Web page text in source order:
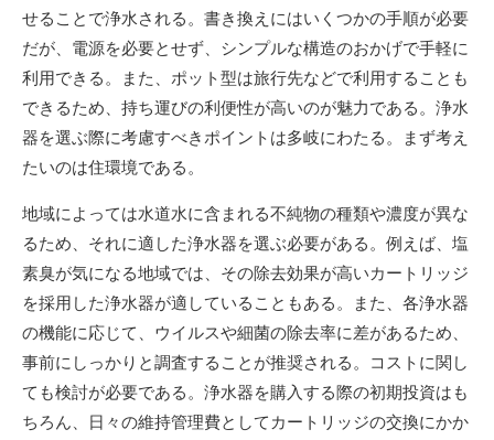
せることで浄水される。書き換えにはいくつかの手順が必要
だが、電源を必要とせず、シンプルな構造のおかげで手軽に
利用できる。また、ポット型は旅行先などで利用することも
できるため、持ち運びの利便性が高いのが魅力である。浄水
器を選ぶ際に考慮すべきポイントは多岐にわたる。まず考え
たいのは住環境である。
地域によっては水道水に含まれる不純物の種類や濃度が異な
るため、それに適した浄水器を選ぶ必要がある。例えば、塩
素臭が気になる地域では、その除去効果が高いカートリッジ
を採用した浄水器が適していることもある。また、各浄水器
の機能に応じて、ウイルスや細菌の除去率に差があるため、
事前にしっかりと調査することが推奨される。コストに関し
ても検討が必要である。浄水器を購入する際の初期投資はも
ちろん、日々の維持管理費としてカートリッジの交換にかか